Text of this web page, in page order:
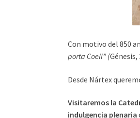
Con motivo del 850
porta Coeli” (Génesis,
Desde Nártex
Visitaremos la
indulgencia plenaria